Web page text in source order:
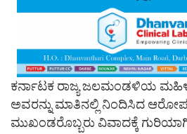
ಕರ್ನಾಟಕ ರಾಜ್ಯ ಜಲಮಂಡಳಿಯ
ಅವರನ್ನು ಮಾತಿನಲ್ಲಿ ನಿಂದಿಸಿದ
ಮುಖಂಡರೊಬ್ಬರು ವಿವಾದಕ್ಕೆ